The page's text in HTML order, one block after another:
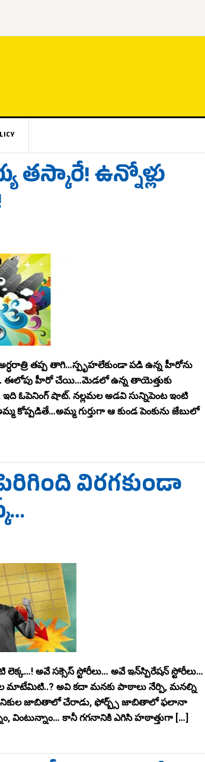
తస్కారే! ఉన్నోళ్లు
తప్ప తాగి…స్పృహలేకుండా పడి ఉన్న హీరోను
ఈలోపు హీరో చేయి…మెడలో ఉన్న తాయెత్తుకు
ఇది ఓపెనింగ్ షాట్. నల్లమల అడవి సున్నిపెంట ఇంటి
కోప్పడితే…అమ్మ గుర్తుగా ఆ కుండ పెంకును జేబులో
విరగకుండా
అవే సక్సెస్ స్టోరీలు… అవే ఇన్‌స్పిరేషన్ స్టోరీలు…
మాటేమిటి..? అవి కదా మనకు పాఠాలు నేర్పి, మనల్ని
ధనికుల జాబితాలో చేరాడు, ఫోర్బ్స్ జాబితాలో ఫలానా
వింటున్నాం… కానీ గగనానికి ఎగిసి హఠాత్తుగా […]